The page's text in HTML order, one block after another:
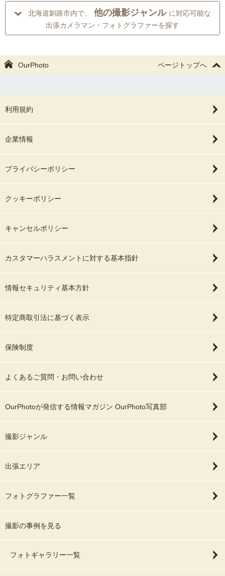
北海道釧路市内で、 他の撮影ジャンル に対応可能な
出張カメラマン・フォトグラファーを探す
OurPhoto ページトップへ
利用規約
企業情報
プライバシーポリシー
クッキーポリシー
キャンセルポリシー
カスタマーハラスメントに対する基本指針
情報セキュリティ基本方針
特定商取引法に基づく表示
保険制度
よくあるご質問・お問い合わせ
OurPhotoが発信する情報マガジン OurPhoto写真部
撮影ジャンル
出張エリア
フォトグラファー一覧
撮影の事例を見る
フォトギャラリー一覧